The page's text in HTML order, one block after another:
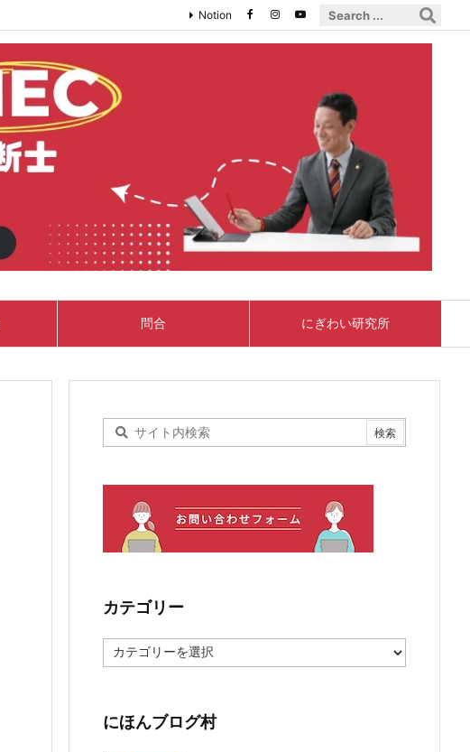
問合 にぎわい研究所
Notion
カテゴリー
テ
ー
にほんブログ村